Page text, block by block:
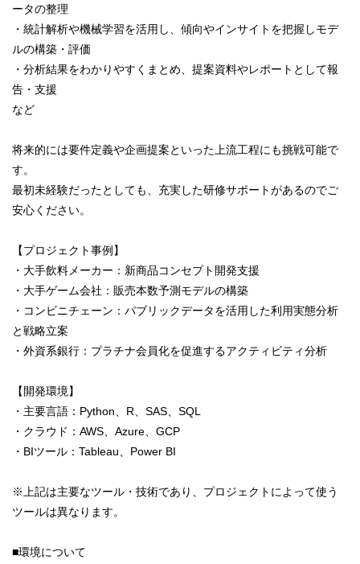
ータの整理
・統計解析や機械学習を活用し、傾向やインサイトを把握しモデ
ルの構築・評価
・分析結果をわかりやすくまとめ、提案資料やレポートとして報
告・支援
など
将来的には要件定義や企画提案といった上流工程にも挑戦可能で
す。
最初未経験だったとしても、充実した研修サポートがあるのでご
安心ください。
【プロジェクト事例】
・大手飲料メーカー：新商品コンセプト開発支援
・大手ゲーム会社：販売本数予測モデルの構築
・コンビニチェーン：パブリックデータを活用した利用実態分析
と戦略立案
・外資系銀行：プラチナ会員化を促進するアクティビティ分析
【開発環境】
・主要言語：Python、R、SAS、SQL
・クラウド：AWS、Azure、GCP
・BIツール：Tableau、Power BI
※上記は主要なツール・技術であり、プロジェクトによって使う
ツールは異なります。
■環境について